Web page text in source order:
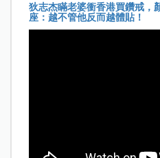
狄志杰瞞老婆衝香港買鑽戒，
座：越不管他反而越體貼！